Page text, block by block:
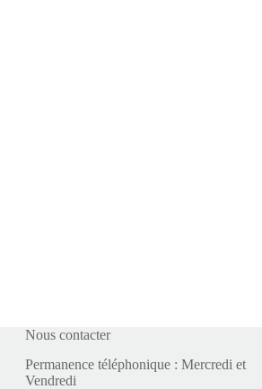
Nous contacter
Permanence téléphonique : Mercredi et
Vendredi